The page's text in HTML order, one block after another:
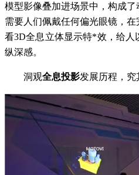
模型影像叠加进场景中，构成
需要人们佩戴任何偏光眼镜，
看3D全息立体显示特*效，给人
纵深感。
洞观全息投影发展历程，究